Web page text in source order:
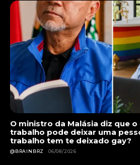
O ministro da Malásia diz que
trabalho pode deixar uma
trabalho tem te deixado gay?
@BRAINBRZ 06/08/2026